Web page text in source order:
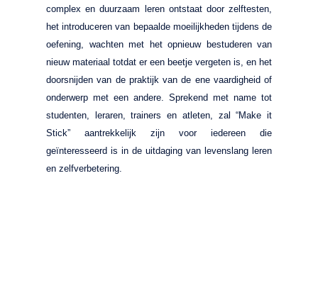
complex en duurzaam leren ontstaat door zelftesten,
het introduceren van bepaalde moeilijkheden tijdens de
oefening, wachten met het opnieuw bestuderen van
nieuw materiaal totdat er een beetje vergeten is, en het
doorsnijden van de praktijk van de ene vaardigheid of
onderwerp met een andere. Sprekend met name tot
studenten, leraren, trainers en atleten, zal “Make it
Stick” aantrekkelijk zijn voor iedereen die
geïnteresseerd is in de uitdaging van levenslang leren
en zelfverbetering.